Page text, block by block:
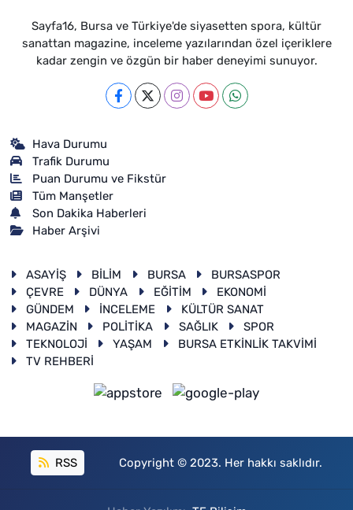
Sayfa16, Bursa ve Türkiye'de siyasetten spora, kültür
sanattan magazine, inceleme yazılarından özel içeriklere
kadar zengin ve özgün bir haber deneyimi sunuyor.
Hava Durumu
Trafik Durumu
Puan Durumu ve Fikstür
Tüm Manşetler
Son Dakika Haberleri
Haber Arşivi
ASAYİŞ BİLİM BURSA
BURSASPOR
ÇEVRE
DÜNYA EĞİTİM
EKONOMİ
GÜNDEM
İNCELEME
KÜLTÜR SANAT
MAGAZİN
POLİTİKA SAĞLIK
SPOR
TEKNOLOJİ
YAŞAM
BURSA ETKİNLİK TAKVİMİ
TV REHBERİ
RSS Copyright © 2023. Her hakkı saklıdır.